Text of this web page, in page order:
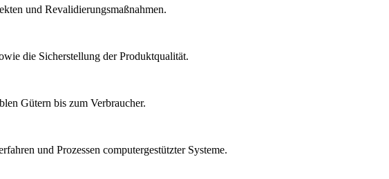
und Revalidierungsmaßnahmen.
die Sicherstellung der Produktqualität.
Gütern bis zum Verbraucher.
und Prozessen computergestützter Systeme.